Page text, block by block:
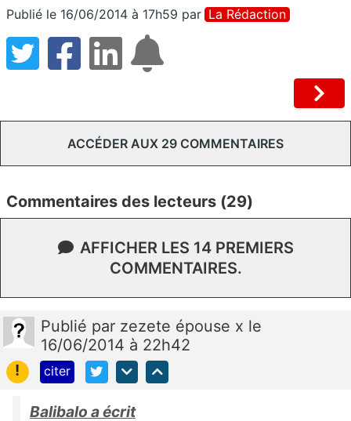
Publié le 16/06/2014 à 17h59 par La Rédaction
ACCÉDER AUX 29 COMMENTAIRES
Commentaires des lecteurs (29)
AFFICHER LES 14 PREMIERS
COMMENTAIRES.
Publié par zezete épouse x le
16/06/2014 à 22h42
!
citer
Balibalo a écrit